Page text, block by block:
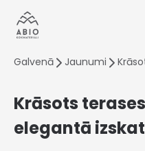
Galvenā Jaunumi
Krāsots
elegantā